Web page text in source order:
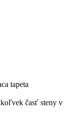
tapeta
časť steny v